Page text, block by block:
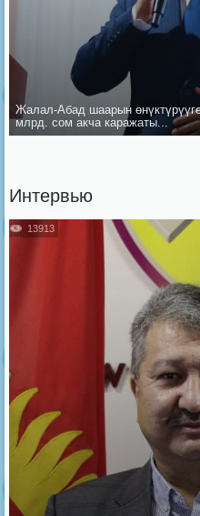
Жалал-Абад шаарын
млрд. сом акча каражаты...
Интервью
13913